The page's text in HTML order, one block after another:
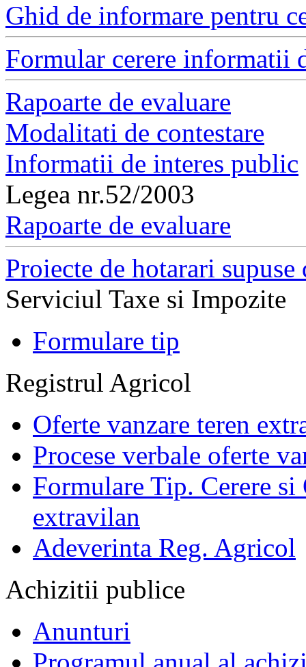
Ghid de informare pentru
Formular cerere informatii
Rapoarte de evaluare
Modalitati de contestare
Informatii de interes public
Legea nr.52/2003
Rapoarte de evaluare
Proiecte de hotarari
Serviciul Taxe si Impozite
Formulare tip
Registrul Agricol
Oferte vanzare teren
Procese verbale oferte
Formulare Tip. Cerere si
extravilan
Adeverinta Reg. Agricol
Achizitii publice
Anunturi